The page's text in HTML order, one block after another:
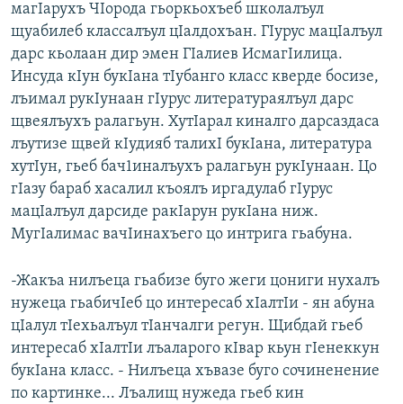
магIарухъ ЧIорода гьоркьохъеб школалъул
щуабилеб классалъул цIалдохъан. ГIурус мацIалъул
дарс кьолаан дир эмен ГIалиев ИсмагIилица.
Инсуда кIун букIана тIубанго класс кверде босизе,
лъимал рукIунаан гIурус литератураялъул дарс
щвеялъухъ ралагьун. ХутIарал киналго дарсаздаса
лъутизе щвей кIудияб талихI букIана, литература
хутIун, гьеб бач1иналъухъ ралагьун рукIунаан. Цо
гIазу бараб хасалил къоялъ иргадулаб гIурус
мацIалъул дарсиде ракIарун рукIана ниж.
МугIалимас вачIинахъего цо интрига гьабуна.
-Жакъа нилъеца гьабизе буго жеги цониги нухалъ
нужеца гьабичIеб цо интересаб хIалтIи - ян абуна
цIалул тIехьалъул тIанчалги регун. Щибдай гьеб
интересаб хIалтIи лъаларого кIвар кьун гIенеккун
букIана класс. - Нилъеца хъвазе буго сочиненение
по картинке... Лъалищ нужеда гьеб кин